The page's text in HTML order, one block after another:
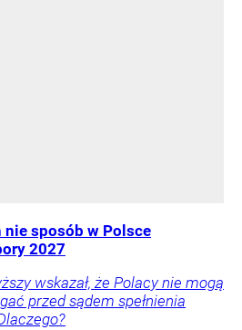
sposób w Polsce
2027
wskazał, że Polacy nie mogą
przed sądem spełnienia